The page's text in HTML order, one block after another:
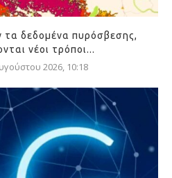
τα δεδομένα πυρόσβεσης,
νέοι τρόποι...
2026, 10:18